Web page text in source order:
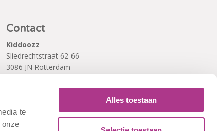
te
Alles toestaan
Contact
Kiddoozz
Sliedrechtstraat 62-66
3086 JN Rotterdam